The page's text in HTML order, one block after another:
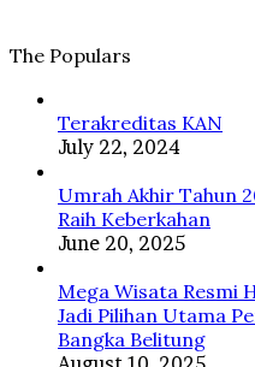
Disayangi
The Populars
Terakreditas KAN
July 22, 2024
Umrah Akhir Tahun
Raih Keberkahan
June 20, 2025
Mega Wisata Resmi
Jadi Pilihan Utama
Bangka Belitung